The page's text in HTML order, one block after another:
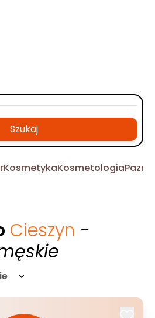
Szukaj
KosmetykaKosmetologia
Cieszyn -